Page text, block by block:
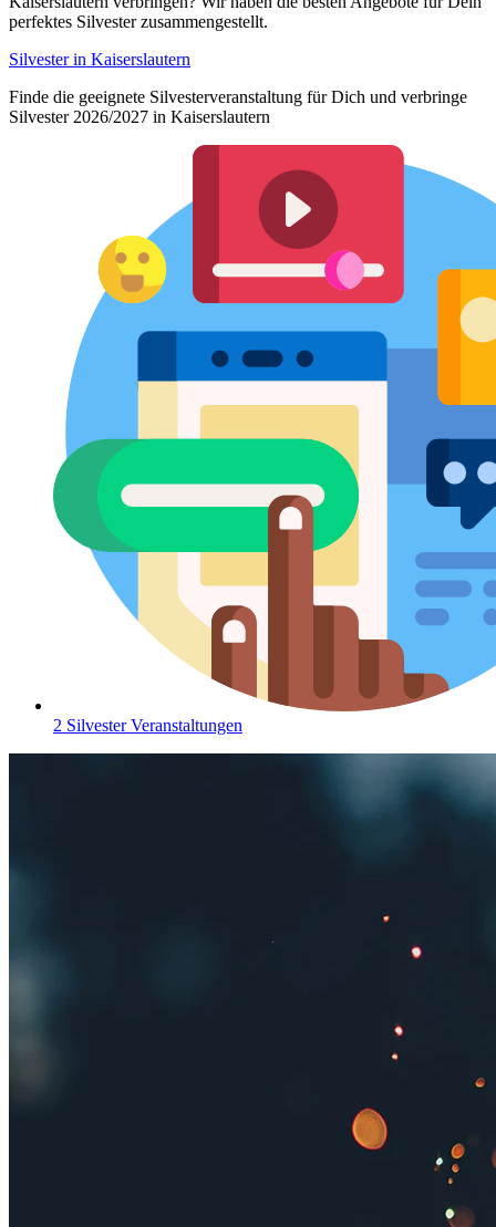
perfektes Silvester zusammengestellt.
Silvester in Kaiserslautern
Finde die geeignete Silvesterveranstaltung für Dich und verbringe
Silvester 2026/2027 in Kaiserslautern
2 Silvester Veranstaltungen